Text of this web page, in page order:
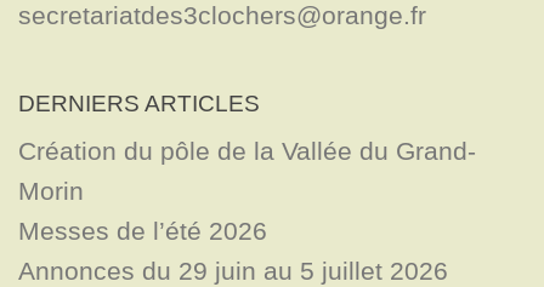
secretariatdes3clochers@orange.fr
DERNIERS ARTICLES
Création du pôle de la Vallée du Grand-
Morin
Messes de l’été 2026
Annonces du 29 juin au 5 juillet 2026